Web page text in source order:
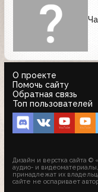
О проекте
Помочь сайту
Обратная связь
Топ пользователей
Дизайн и верстка сайта
аудио- и
принадлежат их
сайте не оспаривает